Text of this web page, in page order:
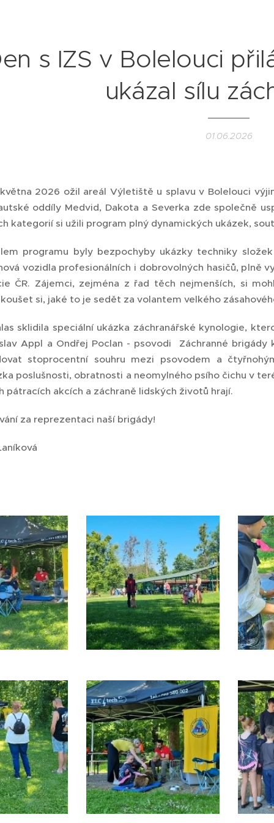
s IZS v Bolelouci
ukázal sílu
01.06.2026
2026 ožil areál Výletiště u splavu v Bolelouci
oddíly Medvid, Dakota a Severka zde společně
kategorií si užili program plný dynamických ukázek,
programu byly bezpochyby ukázky techniky
vozidla profesionálních i dobrovolných hasičů, plně
ČR. Zájemci, zejména z řad těch nejmenších, si
si, jaké to je sedět za volantem velkého
sklidila speciální ukázka záchranářské kynologie,
Appl a Ondřej Poclan - psovodi Záchranné
stoprocentní souhru mezi psovodem a
poslušnosti, obratnosti a neomylného psího čichu v
pátracích akcích a záchraně lidských životů hrají.
za reprezentaci naší brigády!